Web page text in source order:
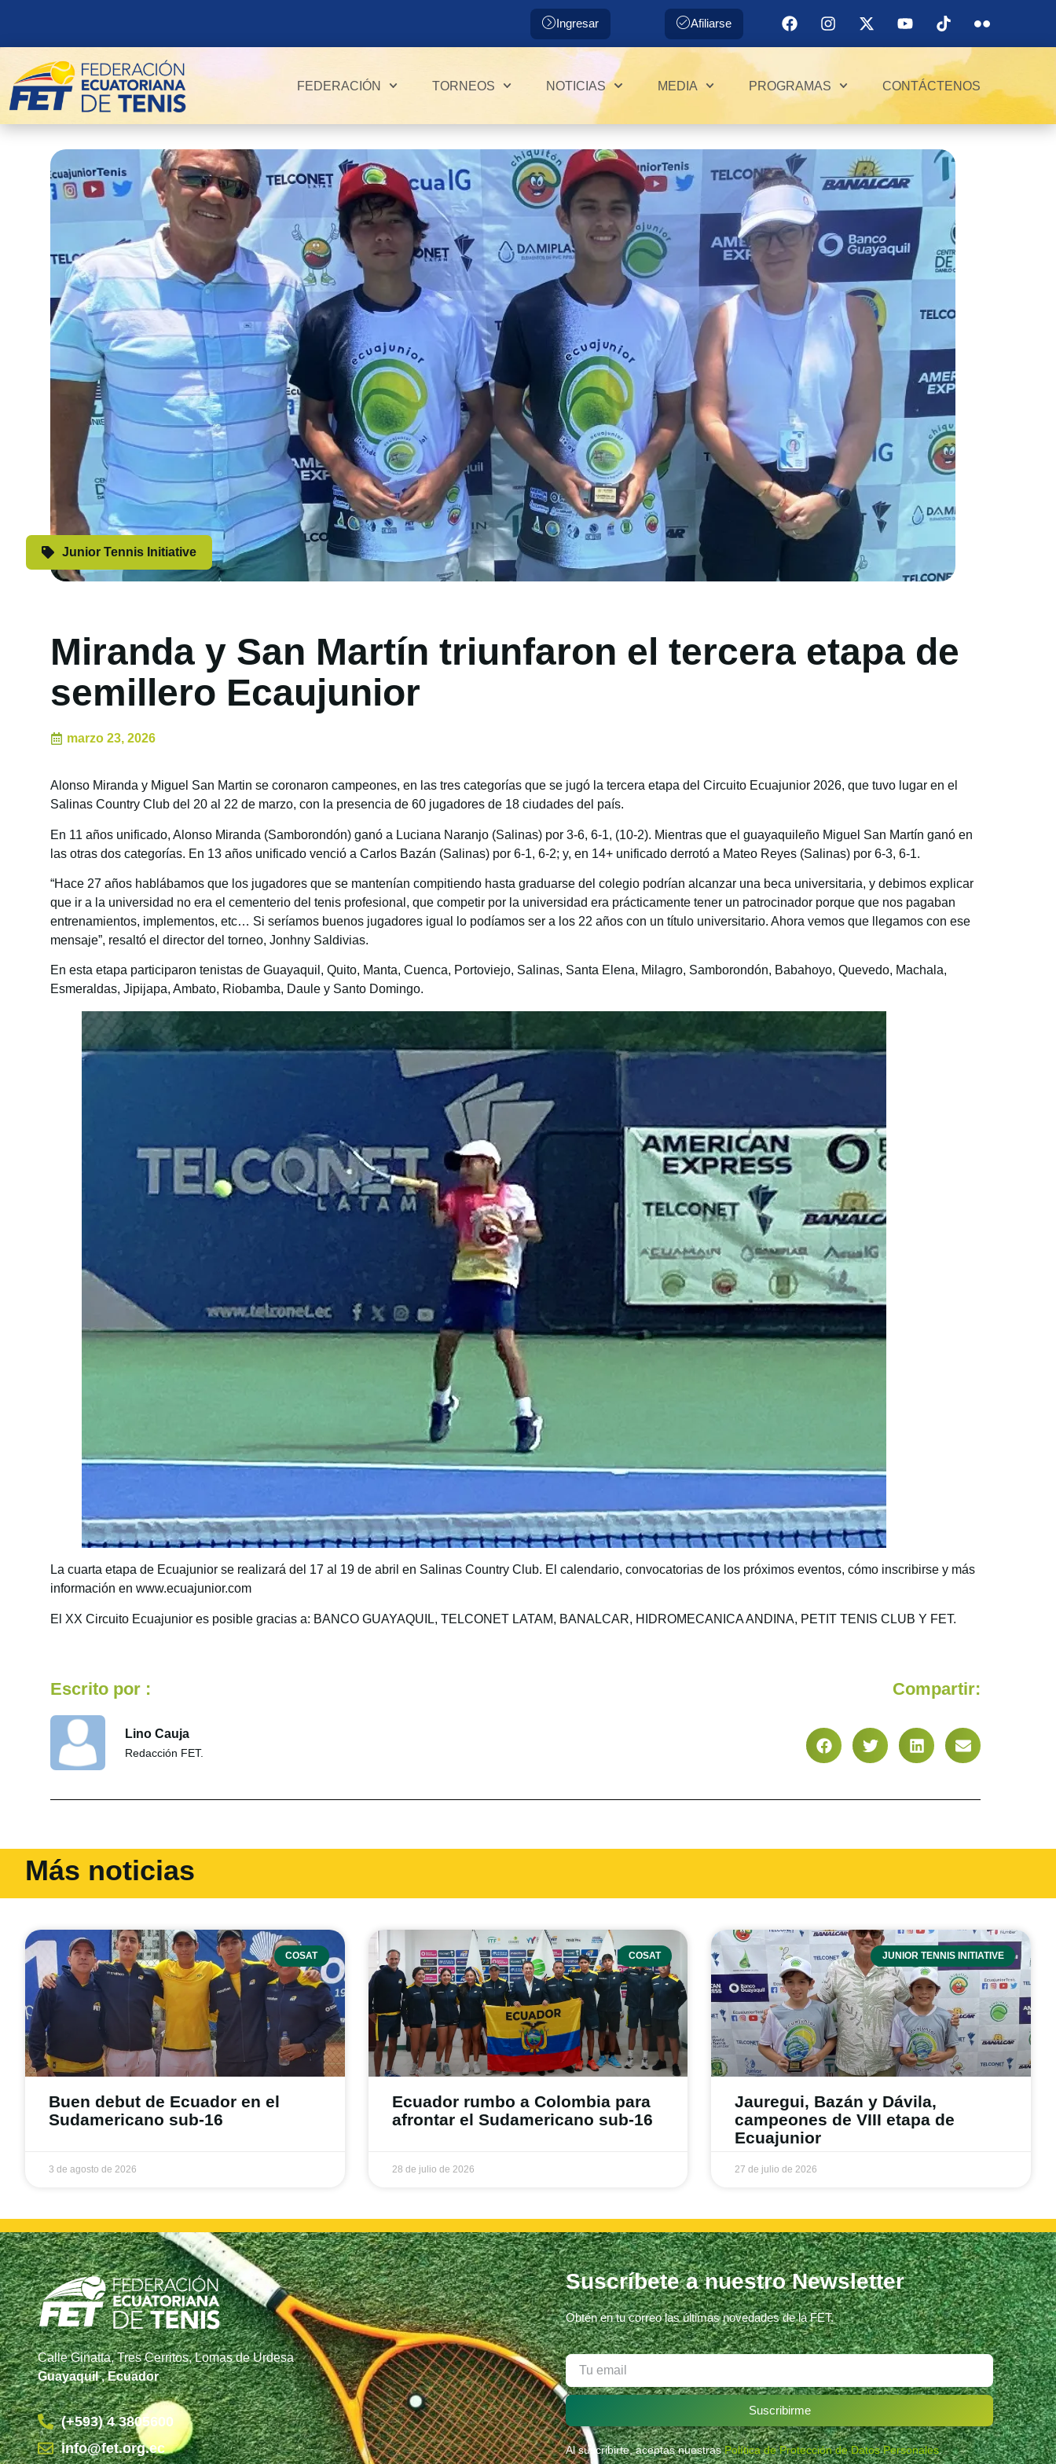
Ingresar Afiliarse
FEDERACIÓN TORNEOS NOTICIAS MEDIA PROGRAMAS CONTÁCTENOS
Junior Tennis Initiative
Miranda y San Martín triunfaron el tercera etapa de
semillero Ecaujunior
marzo 23, 2026
Alonso Miranda y Miguel San Martin se coronaron campeones, en las tres categorías que se jugó la tercera etapa del Circuito Ecuajunior 2026, que tuvo lugar en el
Salinas Country Club del 20 al 22 de marzo, con la presencia de 60 jugadores de 18 ciudades del país.
En 11 años unificado, Alonso Miranda (Samborondón) ganó a Luciana Naranjo (Salinas) por 3-6, 6-1, (10-2). Mientras que el guayaquileño Miguel San Martín ganó en
las otras dos categorías. En 13 años unificado venció a Carlos Bazán (Salinas) por 6-1, 6-2; y, en 14+ unificado derrotó a Mateo Reyes (Salinas) por 6-3, 6-1.
“Hace 27 años hablábamos que los jugadores que se mantenían compitiendo hasta graduarse del colegio podrían alcanzar una beca universitaria, y debimos explicar
que ir a la universidad no era el cementerio del tenis profesional, que competir por la universidad era prácticamente tener un patrocinador porque que nos pagaban
entrenamientos, implementos, etc… Si seríamos buenos jugadores igual lo podíamos ser a los 22 años con un título universitario. Ahora vemos que llegamos con ese
mensaje”, resaltó el director del torneo, Jonhny Saldivias.
En esta etapa participaron tenistas de Guayaquil, Quito, Manta, Cuenca, Portoviejo, Salinas, Santa Elena, Milagro, Samborondón, Babahoyo, Quevedo, Machala,
Esmeraldas, Jipijapa, Ambato, Riobamba, Daule y Santo Domingo.
La cuarta etapa de Ecuajunior se realizará del 17 al 19 de abril en Salinas Country Club. El calendario, convocatorias de los próximos eventos, cómo inscribirse y más
información en www.ecuajunior.com
El XX Circuito Ecuajunior es posible gracias a: BANCO GUAYAQUIL, TELCONET LATAM, BANALCAR, HIDROMECANICA ANDINA, PETIT TENIS CLUB Y FET.
Escrito por :
Lino Cauja
Redacción FET.
Compartir:
Más noticias
COSAT
Buen debut de Ecuador en el
Sudamericano sub-16
3 de agosto de 2026
COSAT
Ecuador rumbo a Colombia para
afrontar el Sudamericano sub-16
28 de julio de 2026
JUNIOR TENNIS INITIATIVE
Jauregui, Bazán y Dávila,
campeones de VIII etapa de
Ecuajunior
27 de julio de 2026
Calle Ginatta, Tres Cerritos, Lomas de Urdesa
Guayaquil , Ecuador
(+593) 4 3805600
info@fet.org.ec
Suscríbete a nuestro Newsletter
Obtén en tu correo las últimas novedades de la FET.
Suscribirme
Al suscribirte, aceptas nuestrasPolítica de Protección de Datos Personales.